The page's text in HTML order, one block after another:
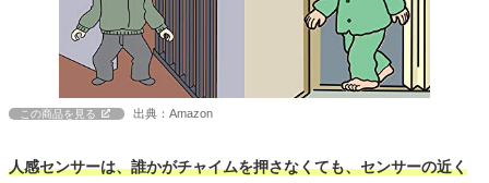
この商品を見る 出典：Amazon
人感センサーは、誰かがチャイムを押さなくても、センサーの近く